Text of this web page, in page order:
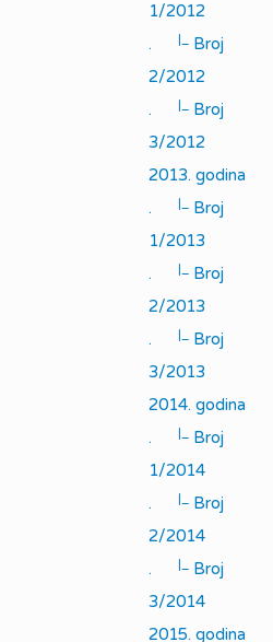
1/2012
.
|_ Broj
2/2012
.
|_ Broj
3/2012
2013. godina
.
|_ Broj
1/2013
.
|_ Broj
2/2013
.
|_ Broj
3/2013
2014. godina
.
|_ Broj
1/2014
.
|_ Broj
2/2014
.
|_ Broj
3/2014
2015. godina